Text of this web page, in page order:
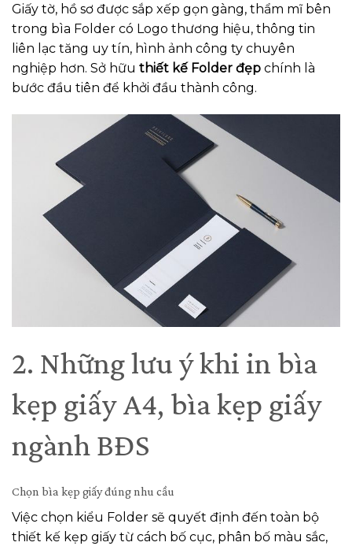
Giấy tờ, hồ sơ được sắp xếp gọn gàng, thẩm mĩ bên
trong bìa Folder có Logo thương hiệu, thông tin
liên lạc tăng uy tín, hình ảnh công ty chuyên
nghiệp hơn. Sở hữu thiết kế Folder đẹp chính là
bước đầu tiên để khởi đầu thành công.
2. Những lưu ý khi in bìa
kẹp giấy A4, bìa kẹp giấy
ngành BĐS
Chọn bìa kẹp giấy đúng nhu cầu
Việc chọn kiểu Folder sẽ quyết định đến toàn bộ
thiết kế kẹp giấy từ cách bố cục, phân bố màu sắc,